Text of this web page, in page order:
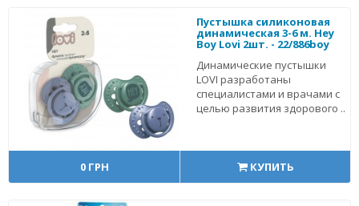
Пустышка силиконовая
динамическая 3-6 м. Hey
Boy Lovi 2шт. - 22/886boy
Динамические пустышки
LOVI разработаны
специалистами и врачами с
целью развития здорового ..
0 ГРН КУПИТЬ